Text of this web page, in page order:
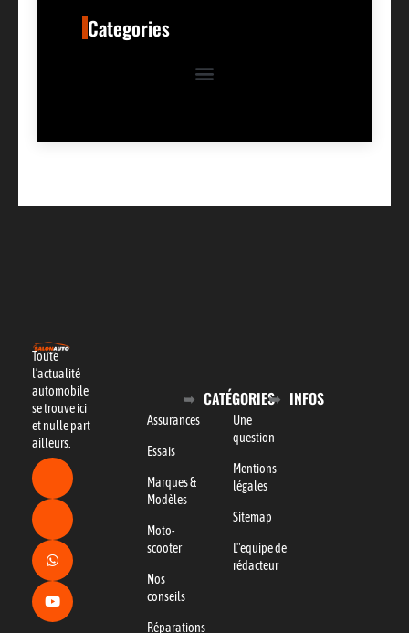
Categories
Toute
l’actualité
automobile
se trouve ici
et nulle part
ailleurs.
CATÉGORIES
Assurances
Essais
Marques &
Modèles
Moto-
scooter
Nos
conseils
Réparations
INFOS
Une
question
Mentions
légales
Sitemap
L"equipe de
rédacteur